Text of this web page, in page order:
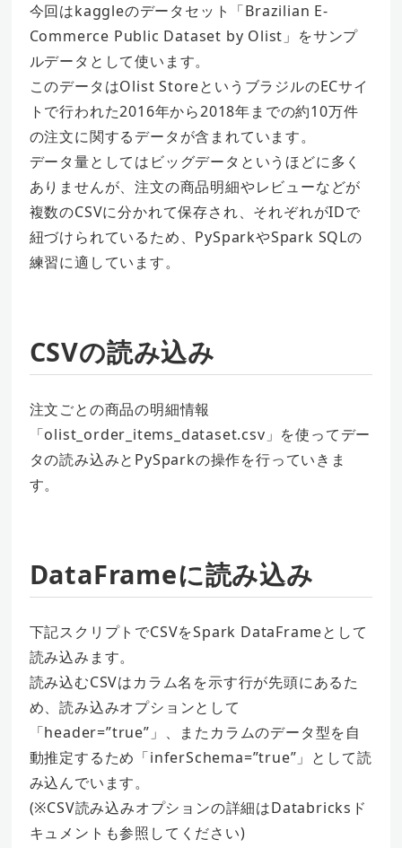
今回はkaggleのデータセット「Brazilian E-
Commerce Public Dataset by Olist」をサンプ
ルデータとして使います。
このデータはOlist StoreというブラジルのECサイ
トで行われた2016年から2018年までの約10万件
の注文に関するデータが含まれています。
データ量としてはビッグデータというほどに多く
ありませんが、注文の商品明細やレビューなどが
複数のCSVに分かれて保存され、それぞれがIDで
紐づけられているため、PySparkやSpark SQLの
練習に適しています。
CSVの読み込み
注文ごとの商品の明細情報
「olist_order_items_dataset.csv」を使ってデー
タの読み込みとPySparkの操作を行っていきま
す。
DataFrameに読み込み
下記スクリプトでCSVをSpark DataFrameとして
読み込みます。
読み込むCSVはカラム名を示す行が先頭にあるた
め、読み込みオプションとして
「header=”true”」、またカラムのデータ型を自
動推定するため「inferSchema=”true”」として読
み込んでいます。
(※CSV読み込みオプションの詳細はDatabricksド
キュメントも参照してください)